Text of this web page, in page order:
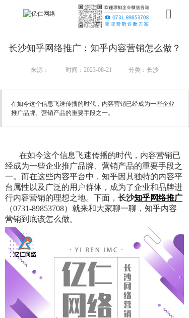
服务
行业
案例
资讯
我们
长沙知乎网络推广：知乎内容营销怎么做？
来源： 时间：2023-08-21 分类：长沙
在如今这个信息飞速传播的时代，内容营销已经成为一些企业
推广品牌、营销产品的重要手段之一。
在如今这个信息飞速传播的时代，内容营销已
经成为一些企业推广品牌、营销产品的重要手段之
一。而在这些内容平台中，知乎因其独特的内容平
台属性以及广泛的用户群体，成为了企业和品牌进
行内容营销的理想之地。下面， 长沙知乎网络推广
（0731-89853708）就来和大家聊一聊，知乎内容
营销到底该怎么做。